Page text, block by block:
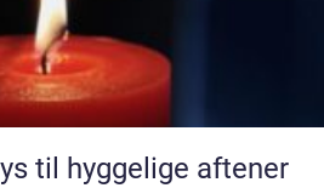
til hyggelige aftener